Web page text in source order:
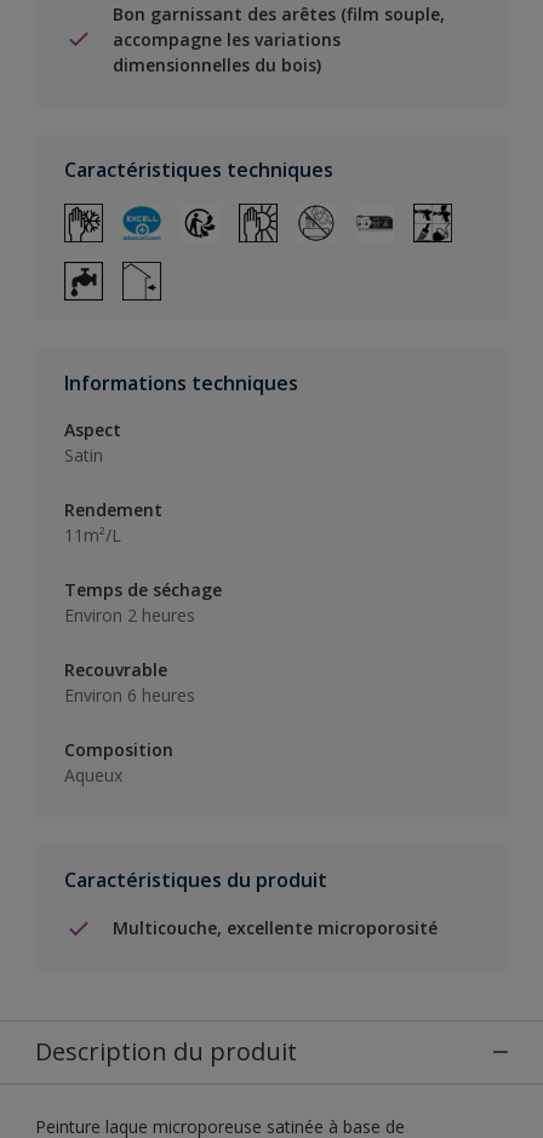
Bon garnissant des arêtes (film souple,
accompagne les variations
dimensionnelles du bois)
Caractéristiques techniques
Informations techniques
Aspect
Satin
Rendement
11m²/L
Temps de séchage
Environ 2 heures
Recouvrable
Environ 6 heures
Composition
Aqueux
Caractéristiques du produit
Multicouche, excellente microporosité
Description du produit
Peinture laque microporeuse satinée à base de